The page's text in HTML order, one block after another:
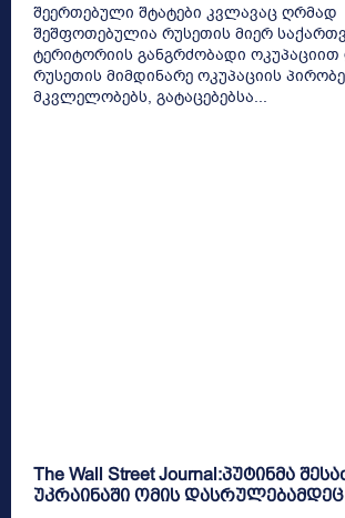
შეერთებული შტატები კვლავაც ღრმად
შეშფოთებულია რუსეთის მიერ
ტერიტორიის განგრძობადი ოკუპაციით
რუსეთის მიმდინარე ოკუპაციის
მკვლელობებს, გატაცებებსა...
The Wall Street Journal:პუტინმა
უკრაინაში ომის